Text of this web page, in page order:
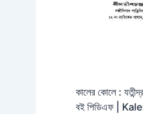
কালের কোলে :
বই পিডিএফ |